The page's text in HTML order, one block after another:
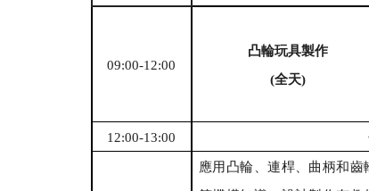
09:00-12:00
凸輪玩具製作
(全天)
12:00-13:00
應用凸輪、連桿、曲柄和齒